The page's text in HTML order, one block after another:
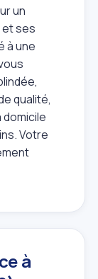
un
et ses
à une
qualité,
Votre
à